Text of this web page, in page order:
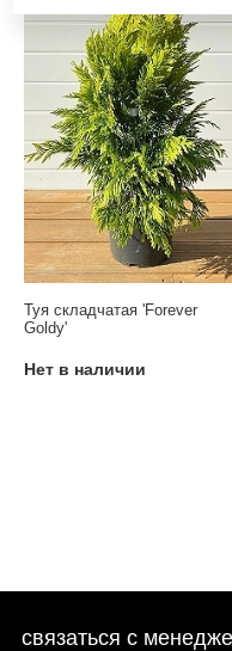
Туя складчатая 'Forever
Goldy'
Нет в наличии
связаться с